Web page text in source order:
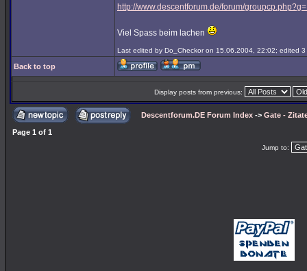
http://www.descentforum.de/forum/
Viel Spass beim lachen
Last edited by Do_Checkor on 15.06.2004, 22:02; edited 3
Back to top
Display posts from previous:
Descentforum.DE Forum Index -> Gate -
Page 1 of 1
Jump to: